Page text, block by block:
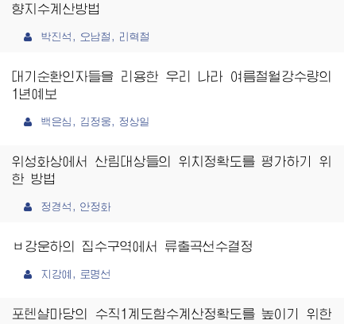
향지수계산방법
박진석, 오남철, 리혁철
대기순환인자들을 리용한 우리 나라 여름철월강수량의
1년예보
백은심, 김정웅, 정상일
위성화상에서 산림대상들의 위치정확도를 평가하기 위
한 방법
정경석, 안정화
ㅂ강운하의 집수구역에서 류출곡선수결정
지강예, 로명선
포텐샬마당의 수직1계도함수계산정확도를 높이기 위한